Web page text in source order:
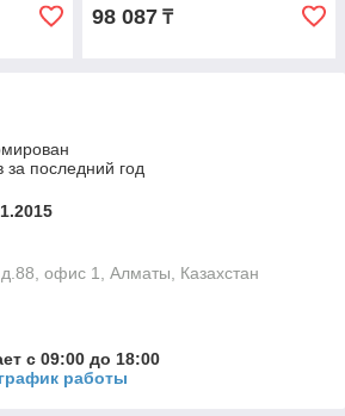
98 087 ₸
последний год
офис 1, Алматы, Казахстан
с 09:00 до 18:00
работы